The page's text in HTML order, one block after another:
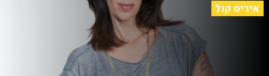
איריס קול